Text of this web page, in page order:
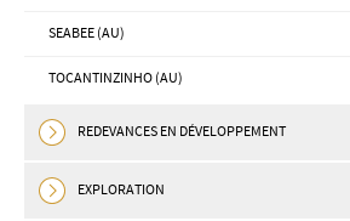
SEABEE (AU)
TOCANTINZINHO (AU)
REDEVANCES EN DÉVELOPPEMENT
EXPLORATION